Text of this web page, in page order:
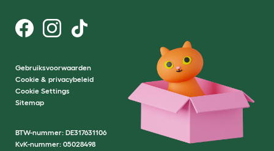
Gebruiksvoorwaarden
Cookie & privacybeleid
Cookie Settings
Sitemap
BTW-nummer: DE317631106
KvK-nummer: 05028498